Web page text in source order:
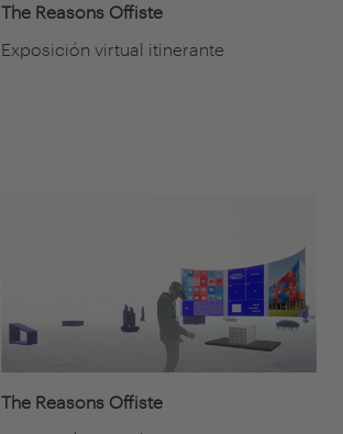
The Reasons Offiste
Exposición virtual itinerante
The Reasons Offiste